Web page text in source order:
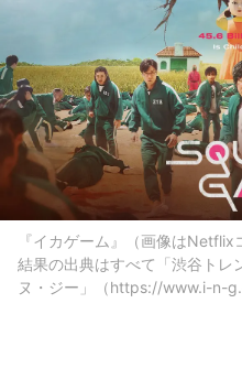
『イカゲーム』（画像は
結果の出典はすべて「渋谷トレ
ヌ・ジー」（https://www.i-n-